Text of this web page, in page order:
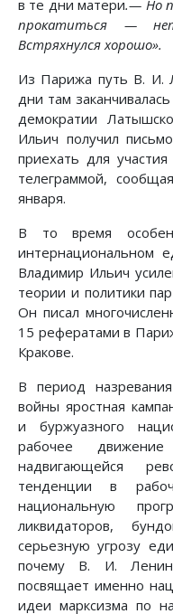
в те дни матери.— Но
прокатиться —
Встряхнулся хорошо».
Из Парижа путь В. И.
дни там
демократии
Ильич получил
приехать для
телеграммой,
января.
В то время
интернациональном
Владимир Ильич
теории и политики
Он писал
15 рефератами в
Кракове.
В период
войны яростная
и буржуазного
рабочее
надвигающейся
тенденции в
национальную
ликвидаторов,
серьезную угрозу
почему В. И. Ленин
посвящает именно
идеи марксизма по